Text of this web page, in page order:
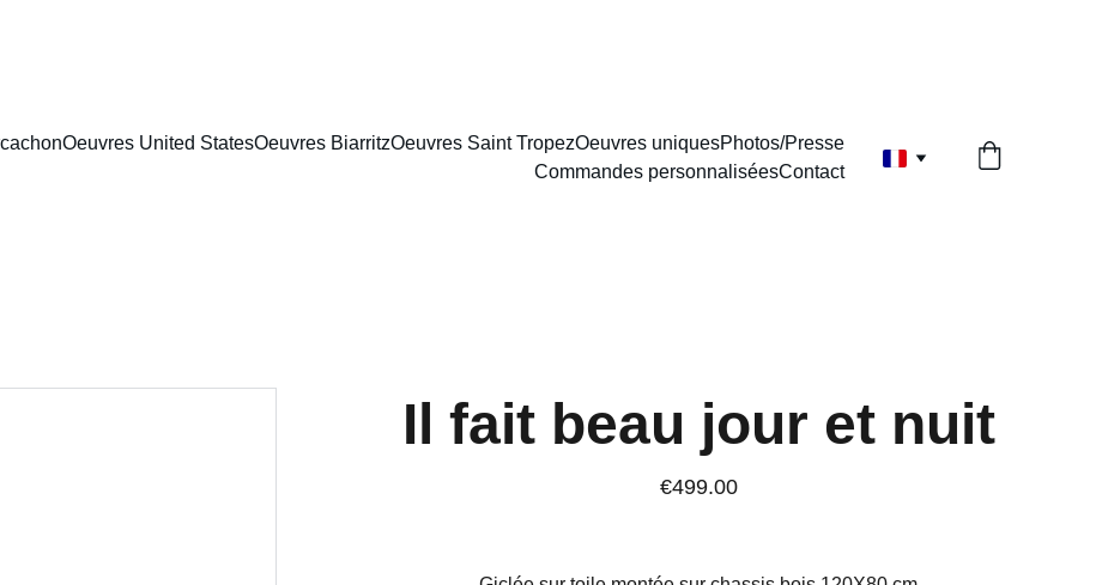
Oeuvres United StatesOeuvres BiarritzOeuvres Saint TropezOeuvres uniquesPhotos/Presse
Commandes personnaliséesContact
Il fait beau jour et nuit
€499.00